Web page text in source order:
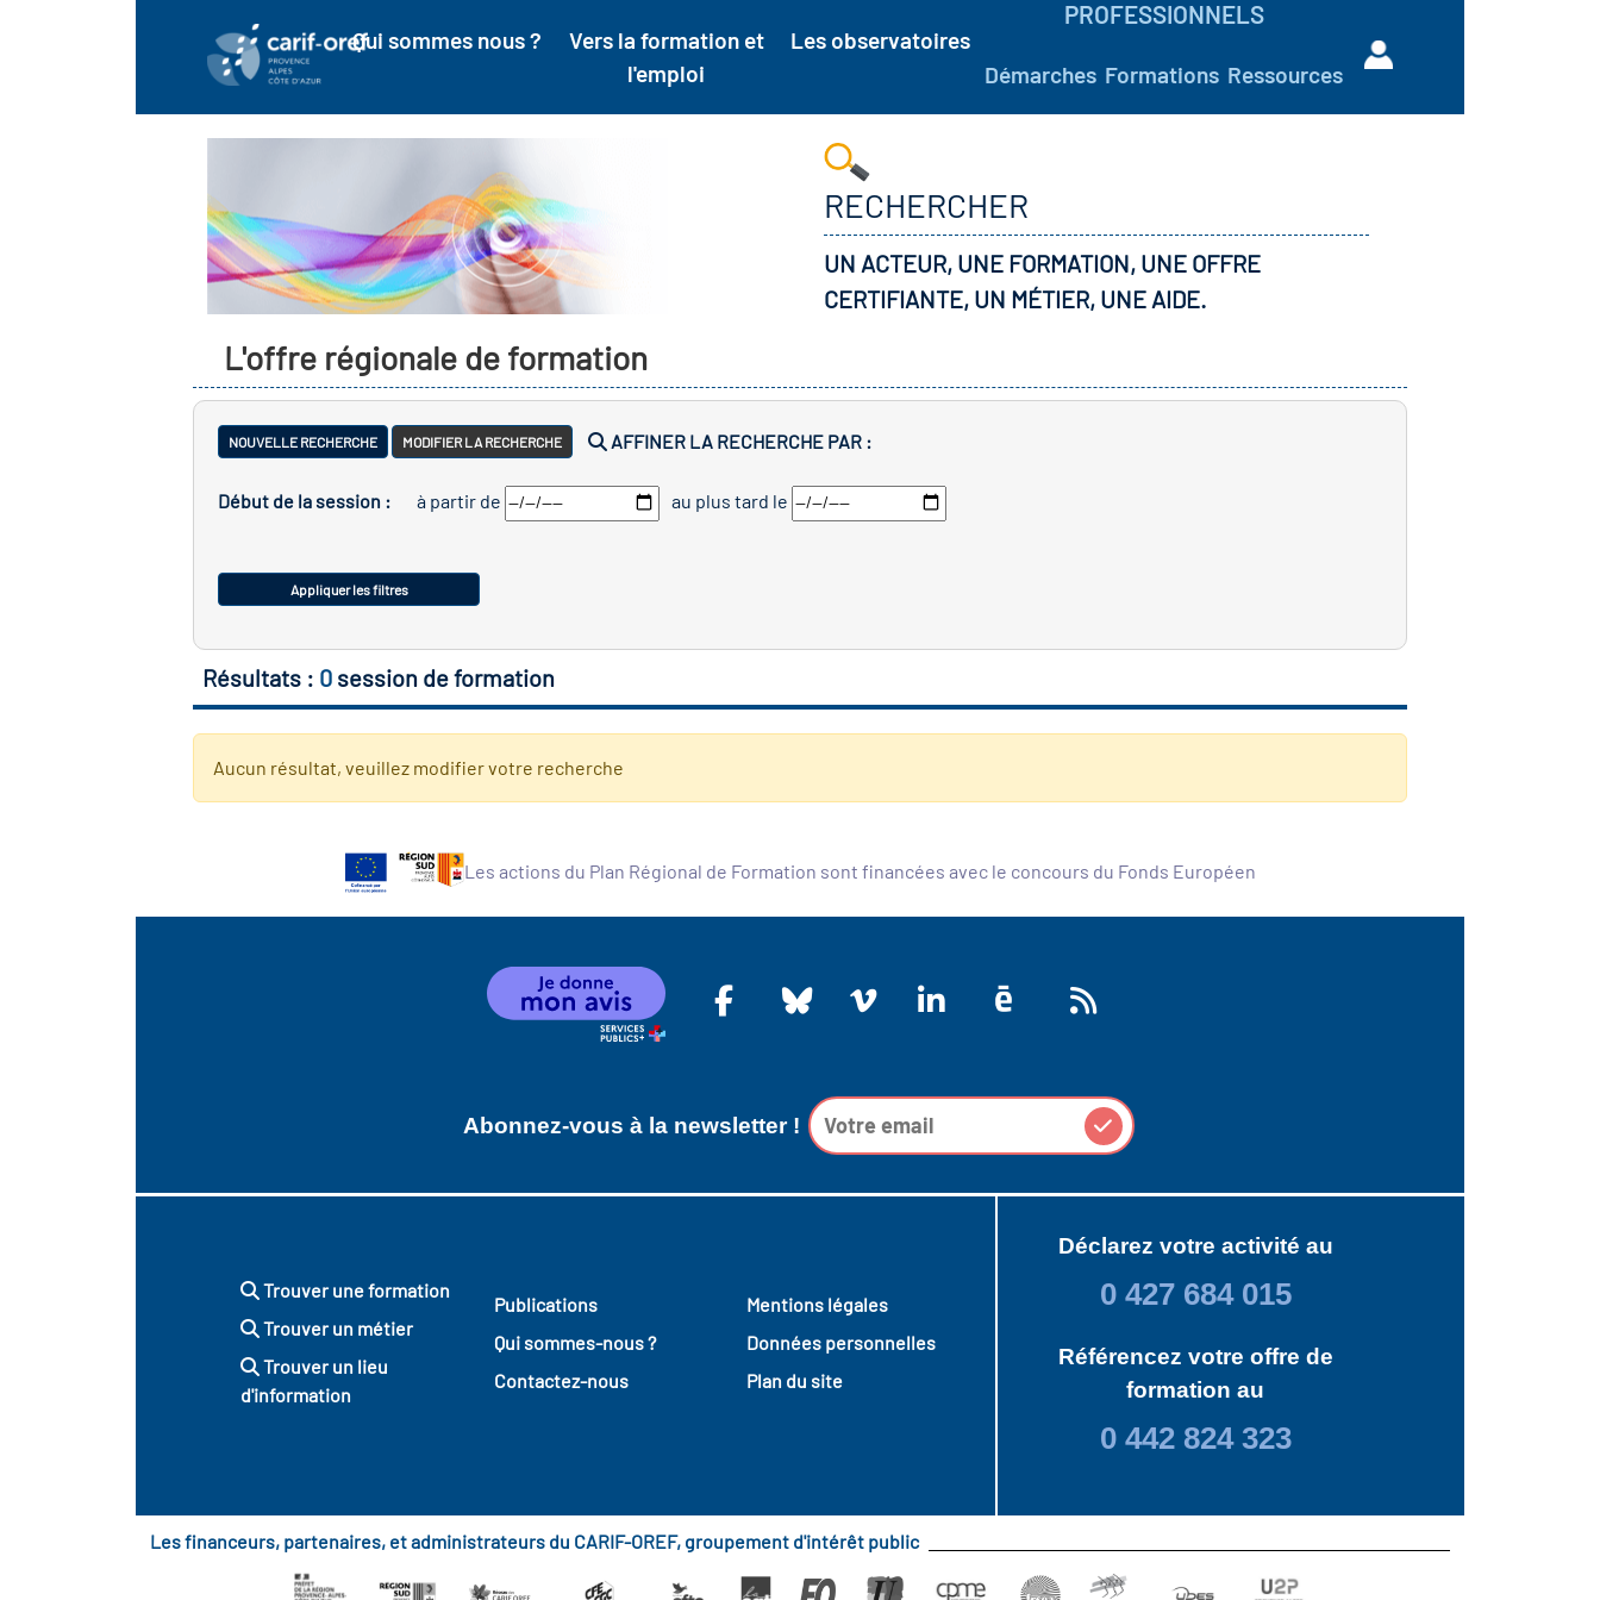
Qui sommes nous ?
Vers la formation et
l'emploi
Les observatoires
PROFESSIONNELS
Démarches Formations Ressources
RECHERCHER
UN ACTEUR, UNE FORMATION, UNE OFFRE
CERTIFIANTE, UN MÉTIER, UNE AIDE.
L'offre régionale de formation
NOUVELLE RECHERCHE MODIFIER LA RECHERCHE AFFINER LA RECHERCHE PAR :
Début de la session : à partir de au plus tard le
Appliquer les filtres
Résultats : 0 session de formation
Aucun résultat, veuillez modifier votre recherche
Les actions du Plan Régional de Formation sont financées avec le concours du Fonds Européen
Abonnez-vous à la newsletter !
Trouver une formation
Trouver un métier
Trouver un lieu
d'information
Publications
Qui sommes-nous ?
Contactez-nous
Mentions légales
Données personnelles
Plan du site
Déclarez votre activité au
0 427 684 015
Référencez votre offre de
formation au
0 442 824 323
Les financeurs, partenaires, et administrateurs du CARIF-OREF, groupement d'intérêt public